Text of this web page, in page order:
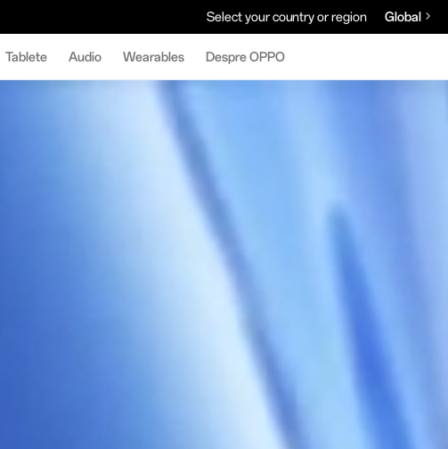
Select your country or region Global
Tablete Audio Wearables Despre OPPO